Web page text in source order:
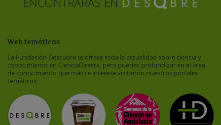
Web temáticas
La Fundación Descubre te ofrece toda la actualidad sobre ciencia y
conocimiento en CienciaDirecta, pero puedes profundizar en el área
de conocimiento que más te interese visitando nuestros portales
temáticos: